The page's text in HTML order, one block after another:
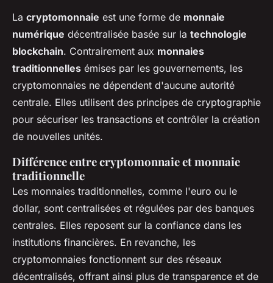
La cryptomonnaie est une forme de monnaie
numérique décentralisée basée sur la technologie
blockchain. Contrairement aux monnaies
traditionnelles émises par les gouvernements, les
cryptomonnaies ne dépendent d'aucune autorité
centrale. Elles utilisent des principes de cryptographie
pour sécuriser les transactions et contrôler la création
de nouvelles unités.
Différence entre cryptomonnaie et monnaie
traditionnelle
Les monnaies traditionnelles, comme l'euro ou le
dollar, sont centralisées et régulées par des banques
centrales. Elles reposent sur la confiance dans les
institutions financières. En revanche, les
cryptomonnaies fonctionnent sur des réseaux
décentralisés, offrant ainsi plus de transparence et de